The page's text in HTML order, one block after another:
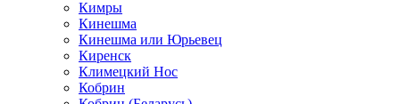
Кимры
Кинешма
Кинешма или Юрьевец
Киренск
Климецкий Нос
Кобрин